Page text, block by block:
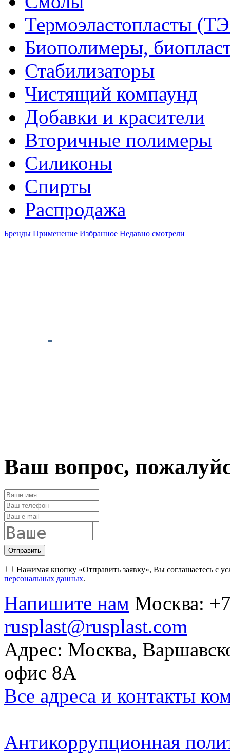
Термоэластопласты
Биополимеры,
Стабилизаторы
Чистящий компаунд
Добавки и красители
Вторичные полимеры
Силиконы
Спирты
Распродажа
Бренды Применение Избранное Недавно смотрели
Ваш вопрос,
Отправить
Нажимая кнопку «Отправить заявку», Вы соглашаетесь с
персональных данных.
Напишите нам Москва:
rusplast@rusplast.com
Адрес: Москва,
офис 8А
Все адреса и контакты
Антикоррупционная